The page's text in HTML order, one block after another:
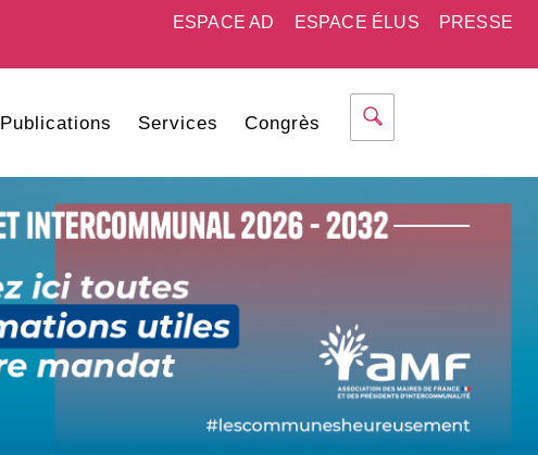
PRESSE
ESPACE ÉLUS
ESPACE AD
Publications Services Congrès